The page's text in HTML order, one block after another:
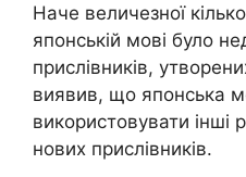
Наче величезної
японській мові було
прислівників,
виявив, що японська
використовувати інші
нових прислівників.